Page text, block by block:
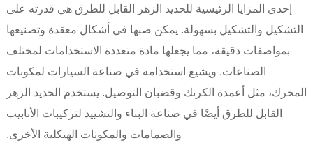
إحدى المزايا الرئيسية للحديد الزهر القابل للطرق هي قدرته على
التشكيل والتشكيل بسهولة. يمكن صبها في أشكال معقدة وتصنيعها
بمواصفات دقيقة، مما يجعلها مادة متعددة الاستخدامات لمختلف
الصناعات. ويشيع استخدامه في صناعة السيارات لمكونات
المحرك، مثل أعمدة الكرنك وقضبان التوصيل. يستخدم الحديد الزهر
القابل للطرق أيضًا في صناعة البناء والتشييد لتركيبات الأنابيب
والصمامات والمكونات الهيكلية الأخرى.